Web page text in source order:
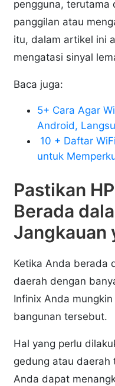
pengguna, terutama
panggilan atau
itu, dalam artikel ini
mengatasi sinyal
Baca juga:
5+ Cara Agar
Android,
10 + Daftar
untuk
Pastikan
Berada
Jangkauan
Ketika Anda berada
daerah dengan
Infinix Anda
bangunan tersebut.
Hal yang perlu
gedung atau daerah
Anda dapat